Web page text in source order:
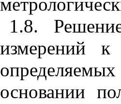
1.8.
измерений
основании